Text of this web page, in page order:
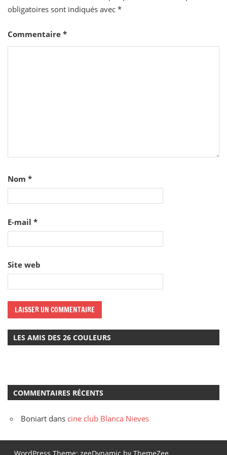
obligatoires sont indiqués avec *
Commentaire *
Nom *
E-mail *
Site web
LES AMIS DES 26 COULEURS
COMMENTAIRES RÉCENTS
Boniartdans cine club Blanca Nieves